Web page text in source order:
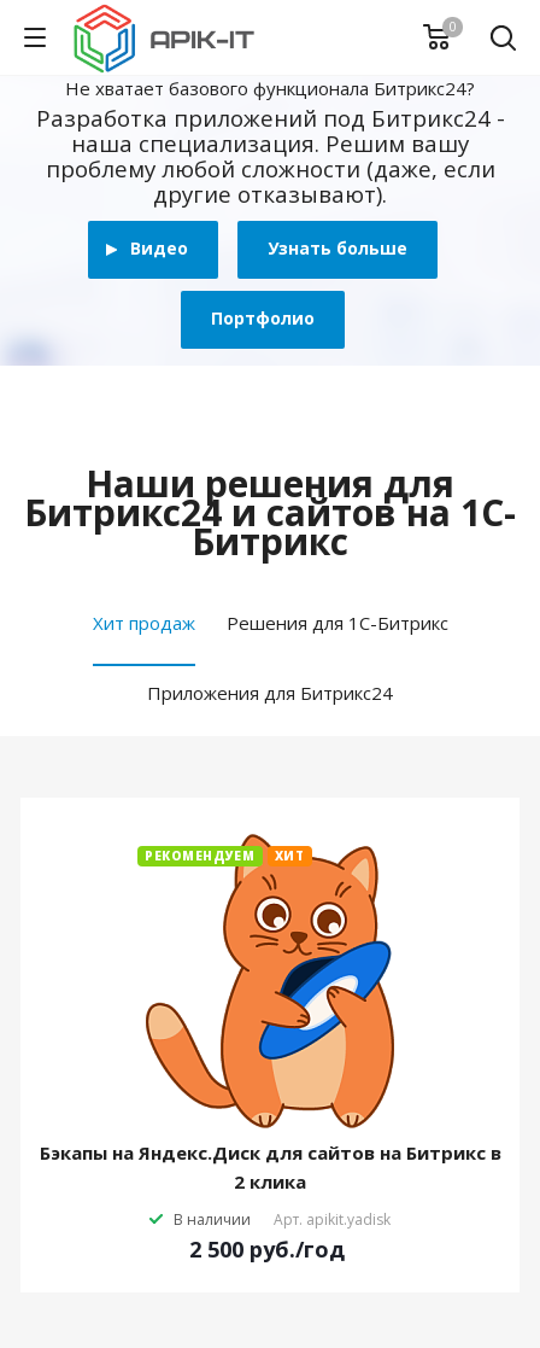
0
Не хватает базового функционала Битрикс24?
Разработка приложений под Битрикс24 -
наша специализация. Решим вашу
проблему любой сложности (даже, если
другие отказывают).
Видео Узнать больше
Портфолио
Наши решения для
Битрикс24 и сайтов на 1С-
Битрикс
Хит продаж Решения для 1С-Битрикс
Приложения для Битрикс24
РЕКОМЕНДУЕМ ХИТ
Бэкапы на Яндекс.Диск для сайтов на Битрикс в
2 клика
В наличии Арт. apikit.yadisk
2 500 руб./год